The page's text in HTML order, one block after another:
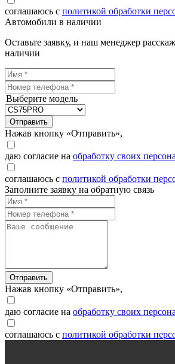
соглашаюсь с политикой обработки
Автомобили в наличии
Оставьте заявку, и наш менеджер
наличии
Выберите модель
Отправить
Нажав кнопку «Отправить»,
даю согласие на обработку своих
соглашаюсь с политикой обработки
Заполните заявку на обратную связь
Отправить
Нажав кнопку «Отправить»,
даю согласие на обработку своих
соглашаюсь с политикой обработки